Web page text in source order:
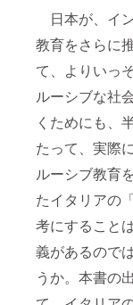
日本が、イ
教育をさらに
て、よりいっ
ルーシブな社
くためにも、
たって、実際
ルーシブ教育
たイタリアの
考にすること
義があるので
うか。本書の